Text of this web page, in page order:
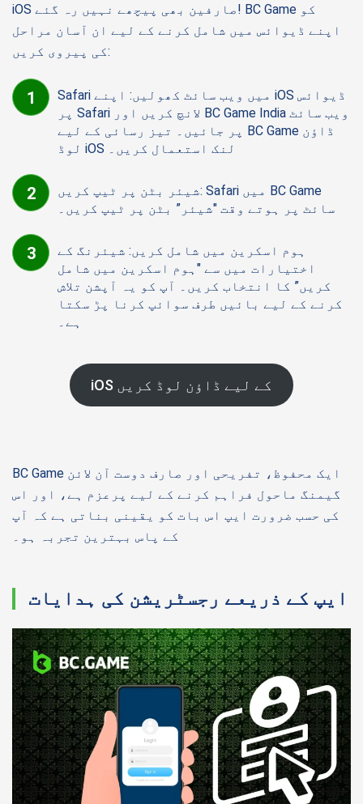
iOS صارفین بھی پیچھے نہیں رہ گئے! BC Game کو
اپنے ڈیوائس میں شامل کرنے کے لیے ان آسان مراحل
کی پیروی کریں:
Safari میں ویب سائٹ کھولیں: اپنے iOS ڈیوائس
پر Safari لانچ کریں اور BC Game India ویب سائٹ
پر جائیں۔ تیز رسائی کے لیے BC Game ڈاؤن
لوڈ iOS لنک استعمال کریں۔
شیئر بٹن پر ٹیپ کریں: Safari میں BC Game
سائٹ پر ہوتے وقت "شیئر” بٹن پر ٹیپ کریں۔
ہوم اسکرین میں شامل کریں: شیئرنگ کے
اختیارات میں سے "ہوم اسکرین میں شامل
کریں” کا انتخاب کریں۔ آپ کو یہ آپشن تلاش
کرنے کے لیے بائیں طرف سوائپ کرنا پڑ سکتا
ہے۔
iOS کے لیے ڈاؤن لوڈ کریں
BC Game ایک محفوظ، تفریحی اور صارف دوست آن لائن
گیمنگ ماحول فراہم کرنے کے لیے پرعزم ہے، اور اس
کی حسب ضرورت ایپ اس بات کو یقینی بناتی ہے کہ آپ
کے پاس بہترین تجربہ ہو۔
ایپ کے ذریعے رجسٹریشن کی ہدایات